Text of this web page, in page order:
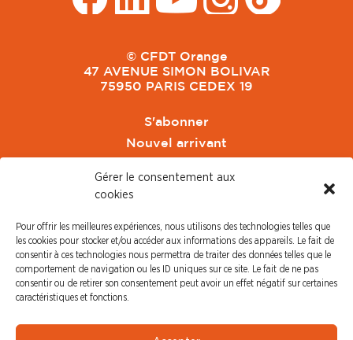
Gérer le consentement aux
cookies
Pour offrir les meilleures expériences, nous utilisons des technologies telles que
les cookies pour stocker et/ou accéder aux informations des appareils. Le fait de
consentir à ces technologies nous permettra de traiter des données telles que le
comportement de navigation ou les ID uniques sur ce site. Le fait de ne pas
consentir ou de retirer son consentement peut avoir un effet négatif sur certaines
caractéristiques et fonctions.
© CFDT Orange
47 AVENUE SIMON BOLIVAR
75950 PARIS CEDEX 19
S'abonner
Nouvel arrivant
CFDT Cadres
CFDT Retraités
L'UFFA
PRESSE